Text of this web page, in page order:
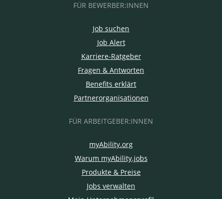
FÜR BEWERBER:INNEN
Job suchen
Job Alert
Karriere-Ratgeber
Fragen & Antworten
Benefits erklärt
Partnerorganisationen
FÜR ARBEITGEBER:INNEN
myAbility.org
Warum myAbility.jobs
Produkte & Preise
Jobs verwalten